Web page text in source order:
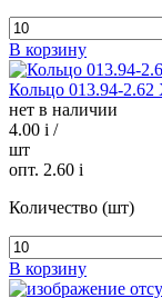
В корзину
Кольцо 013.94-
нет в наличии
4.00 i /
шт
опт. 2.60 i
Количество (шт)
В корзину